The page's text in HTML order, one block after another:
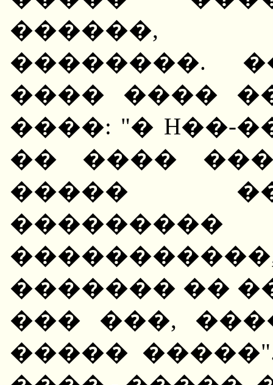
������,
��������.
���� ����
����: "� H��-
�� ����
�����
������� ��
��� ���,
�����